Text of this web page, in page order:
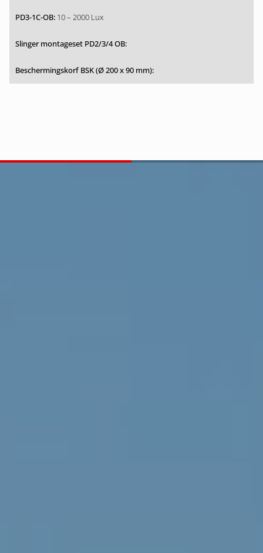
10 – 2000 Lux